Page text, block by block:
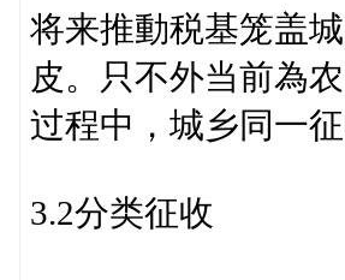
将来推動税基笼盖
皮。只不外当前為
过程中，城乡同一
3.2分类征收